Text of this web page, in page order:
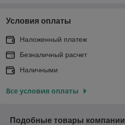
Условия оплаты
Наложенный платеж
Безналичный расчет
Наличными
Все условия оплаты
Подобные товары компании